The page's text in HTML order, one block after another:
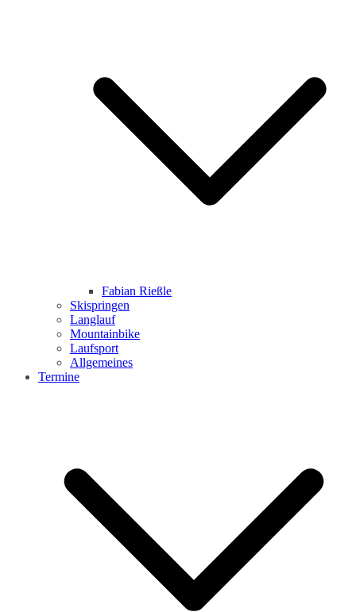
Fabian Rießle
Skispringen
Langlauf
Mountainbike
Laufsport
Allgemeines
Termine